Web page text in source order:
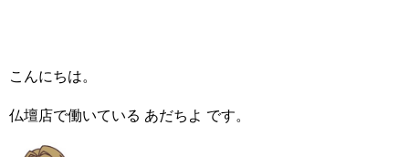
こんにちは。
仏壇店で働いている あだちよ です。